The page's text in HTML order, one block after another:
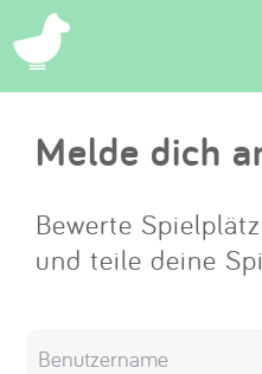
Melde dich
Bewerte
und teile deine